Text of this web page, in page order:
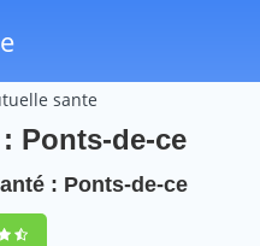
sante
Ponts-de-ce
: Ponts-de-ce